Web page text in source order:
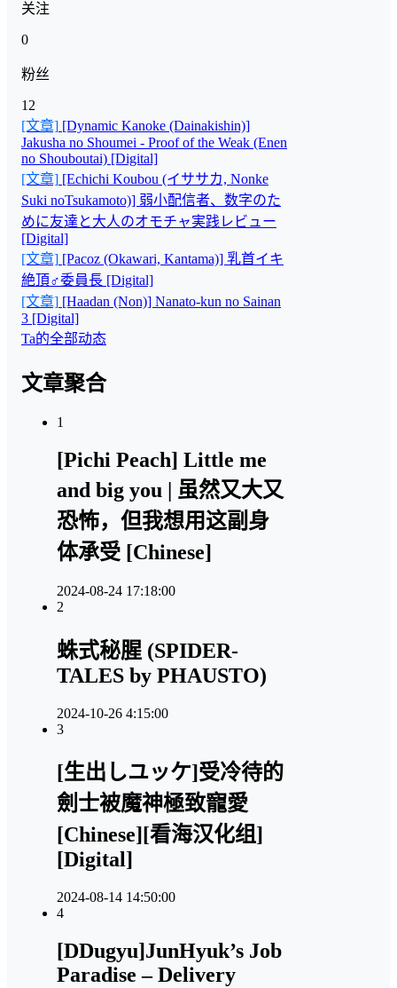
关注
0
粉丝
12
[文章] [Dynamic Kanoke (Dainakishin)]
Jakusha no Shoumei - Proof of the Weak (Enen
no Shouboutai) [Digital]
[文章] [Echichi Koubou (イササカ, Nonke
Suki noTsukamoto)] 弱小配信者、数字のた
めに友達と大人のオモチャ実践レビュー
[Digital]
[文章] [Pacoz (Okawari, Kantama)] 乳首イキ
絶頂♂委員長 [Digital]
[文章] [Haadan (Non)] Nanato-kun no Sainan
3 [Digital]
Ta的全部动态
文章聚合
1
[Pichi Peach] Little me
and big you | 虽然又大又
恐怖，但我想用这副身
体承受 [Chinese]
2024-08-24 17:18:00
2
蛛式秘腥 (SPIDER-
TALES by PHAUSTO)
2024-10-26 4:15:00
3
[生出しユッケ]受冷待的
劍士被魔神極致寵愛
[Chinese][看海汉化组]
[Digital]
2024-08-14 14:50:00
4
[DDugyu]JunHyuk’s Job
Paradise – Delivery